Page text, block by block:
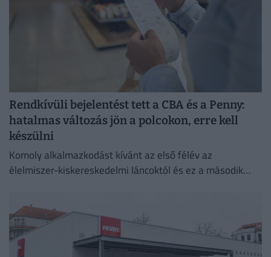
Rendkívüli bejelentést tett a CBA és a Penny:
hatalmas változás jön a polcokon, erre kell
készülni
Komoly alkalmazkodást kívánt az első félév az
élelmiszer-kiskereskedelmi láncoktól és ez a második